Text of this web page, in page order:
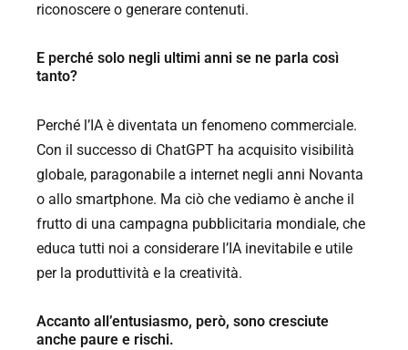
riconoscere o generare contenuti.
E perché solo negli ultimi anni se ne parla così
tanto?
Perché l’IA è diventata un fenomeno commerciale.
Con il successo di ChatGPT ha acquisito visibilità
globale, paragonabile a internet negli anni Novanta
o allo smartphone. Ma ciò che vediamo è anche il
frutto di una campagna pubblicitaria mondiale, che
educa tutti noi a considerare l’IA inevitabile e utile
per la produttività e la creatività.
Accanto all’entusiasmo, però, sono cresciute
anche paure e rischi.